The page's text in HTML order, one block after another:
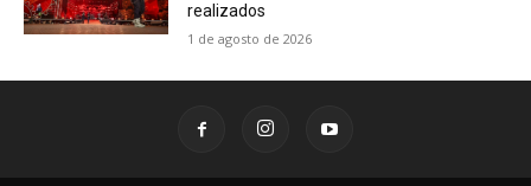
realizados
1 de agosto de 2026